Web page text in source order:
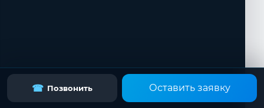
☎ Позвонить Оставить заявку